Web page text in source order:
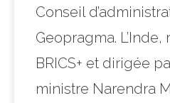
Conseil
Geopragma.
BRICS+ et dirigée
ministre Narendra